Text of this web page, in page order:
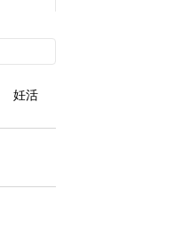
妊活